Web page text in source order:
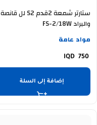
ستارتر شمعة 2قدم S2 لل قانصة
والبراد FS-2/18W
مواد عامة
750
إضافة إلى السلة